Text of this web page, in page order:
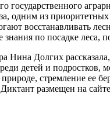
государственного
одним из
восстанавливать
знания по посадке
Долгих
детей и
стремление ее
размещен на сайте